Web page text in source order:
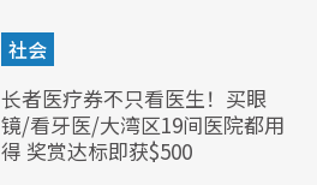
社会
长者医疗券不只看医生！买眼
镜/看牙医/大湾区19间医院都用
得 奖赏达标即获$500